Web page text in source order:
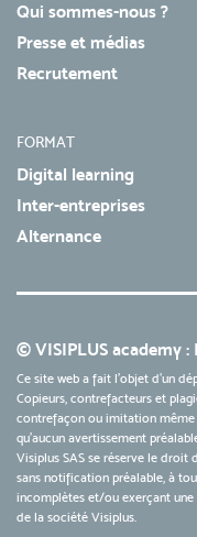
Qui sommes-nous ?
Presse et médias
Recrutement
FORMAT
Digital learning
Inter-entreprises
Alternance
© VISIPLUS academy
Ce site web a fait l'objet d'un
Copieurs, contrefacteurs et
contrefaçon ou imitation
qu’aucun avertissement
Visiplus SAS se réserve le droit
sans notification préalable, à
incomplètes et/ou exerçant
de la société Visiplus.